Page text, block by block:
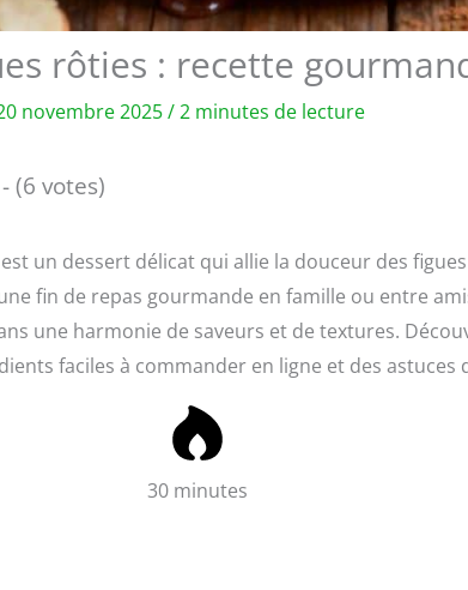
rôties : recette
novembre 2025/2 minutes de lecture
(6 votes)
un dessert délicat qui allie la douceur des
fin de repas gourmande en famille ou entre
une harmonie de saveurs et de textures.
faciles à commander en ligne et des
30 minutes